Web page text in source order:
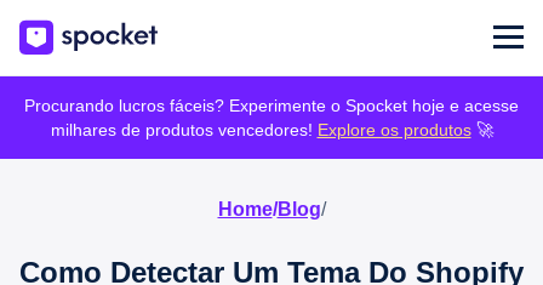
Procurando lucros fáceis? Experimente o Spocket hoje e acesse
milhares de produtos vencedores! Explore os produtos🚀
Home/Blog/
Como Detectar Um Tema Do Shopify